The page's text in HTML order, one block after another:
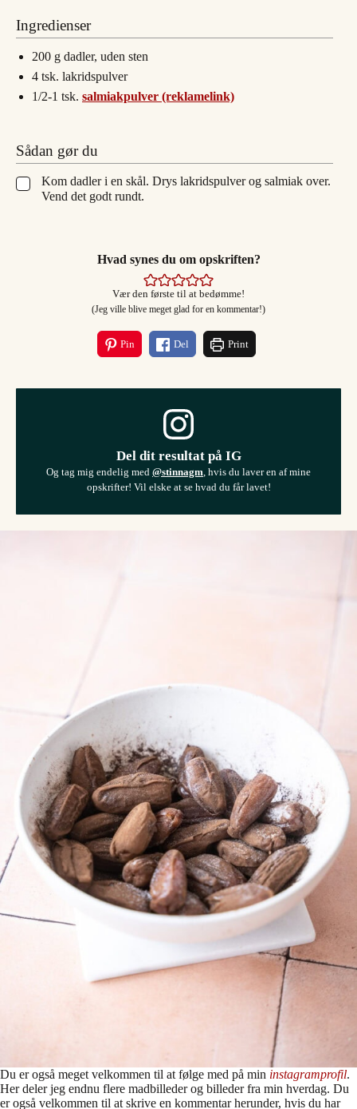
Ingredienser
200 g dadler, uden sten
4 tsk. lakridspulver
1/2-1 tsk. salmiakpulver (reklamelink)
Sådan gør du
▢
Kom dadler i en skål. Drys lakridspulver og salmiak over.
Vend det godt rundt.
Hvad synes du om opskriften?
Vær den første til at bedømme!
(Jeg ville blive meget glad for en kommentar!)
Pin Del Print
Del dit resultat på IG
Og tag mig endelig med @stinnagm , hvis du laver en af mine
opskrifter! Vil elske at se hvad du får lavet!
Du er også meget velkommen til at følge med på min instagramprofil.
Her deler jeg endnu flere madbilleder og billeder fra min hverdag. Du
er også velkommen til at skrive en kommentar herunder, hvis du har